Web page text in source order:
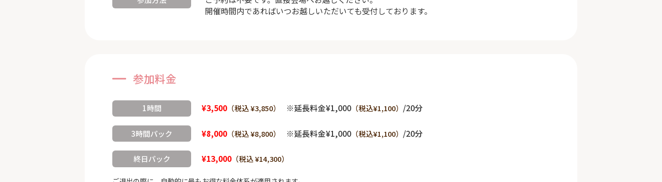
開催時間内であればいつお越しいただいても受付しております。
参加料金
1時間 ¥3,500 （税込 ¥3,850） ※延長料金¥1,000 （税込¥1,100） /20分
3時間パック ¥8,000 （税込 ¥8,800） ※延長料金¥1,000 （税込¥1,100） /20分
終日パック ¥13,000 （税込 ¥14,300）